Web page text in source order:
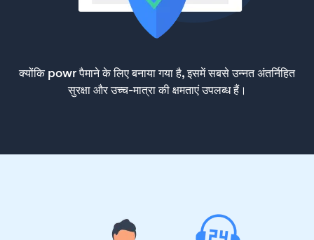
क्योंकि powr पैमाने के लिए बनाया गया है, इसमें सबसे उन्नत अंतर्निहित
सुरक्षा और उच्च-मात्रा की क्षमताएं उपलब्ध हैं।